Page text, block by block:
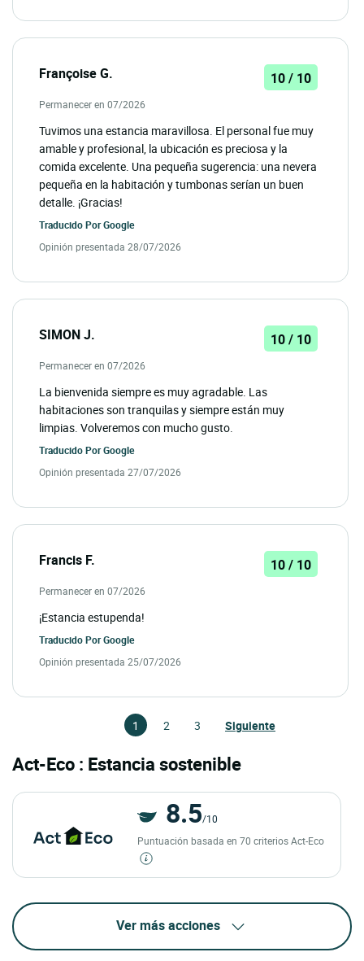
Françoise G. 10 / 10
Permanecer en 07/2026
Tuvimos una estancia maravillosa. El personal fue muy
amable y profesional, la ubicación es preciosa y la
comida excelente. Una pequeña sugerencia: una nevera
pequeña en la habitación y tumbonas serían un buen
detalle. ¡Gracias!
Traducido PorGoogle
Opinión presentada 28/07/2026
SIMON J. 10 / 10
Permanecer en 07/2026
La bienvenida siempre es muy agradable. Las
habitaciones son tranquilas y siempre están muy
limpias. Volveremos con mucho gusto.
Traducido PorGoogle
Opinión presentada 27/07/2026
Francis F. 10 / 10
Permanecer en 07/2026
¡Estancia estupenda!
Traducido PorGoogle
Opinión presentada 25/07/2026
1 2 3 Siguiente
Act-Eco : Estancia sostenible
8.5/10
Puntuación basada en 70 criterios Act-Eco
Ver más acciones